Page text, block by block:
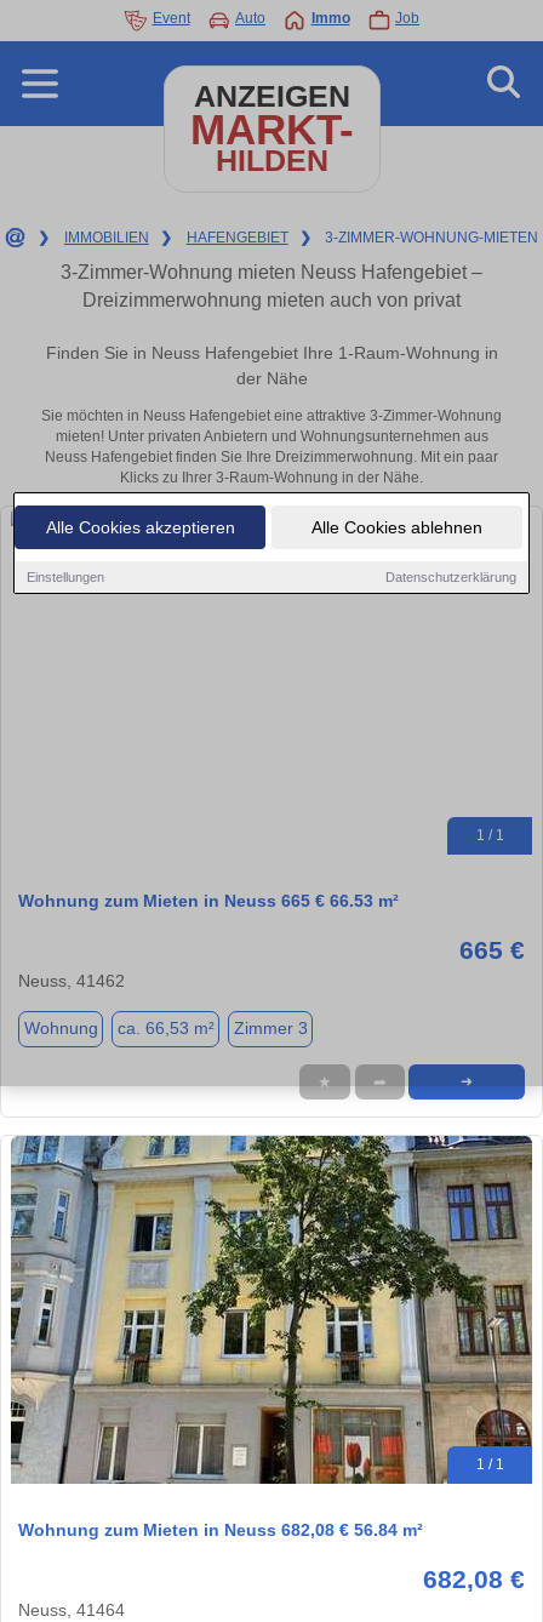
Alle Cookies akzeptieren Alle Cookies ablehnen
Einstellungen Datenschutzerklärung
Event Auto Immo Job
ANZEIGEN
MARKT-
HILDEN
❯ IMMOBILIEN ❯ HAFENGEBIET ❯ 3-ZIMMER-WOHNUNG-MIETEN
3-Zimmer-Wohnung mieten Neuss Hafengebiet –
Dreizimmerwohnung mieten auch von privat
Finden Sie in Neuss Hafengebiet Ihre 1-Raum-Wohnung in
der Nähe
Sie möchten in Neuss Hafengebiet eine attraktive 3-Zimmer-Wohnung
mieten! Unter privaten Anbietern und Wohnungsunternehmen aus
Neuss Hafengebiet finden Sie Ihre Dreizimmerwohnung. Mit ein paar
Klicks zu Ihrer 3-Raum-Wohnung in der Nähe.
1 / 1
Wohnung zum Mieten in Neuss 665 € 66.53 m²
665 €
Neuss, 41462
Wohnung ca. 66,53 m² Zimmer 3
★ ➦ ➜
1 / 1
Wohnung zum Mieten in Neuss 682,08 € 56.84 m²
682,08 €
Neuss, 41464